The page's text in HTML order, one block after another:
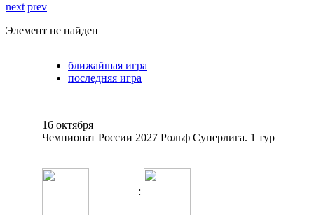
next prev
Элемент не найден
ближайшая игра
последняя игра
16 октября
Чемпионат России 2027 Рольф Суперлига. 1 тур
: